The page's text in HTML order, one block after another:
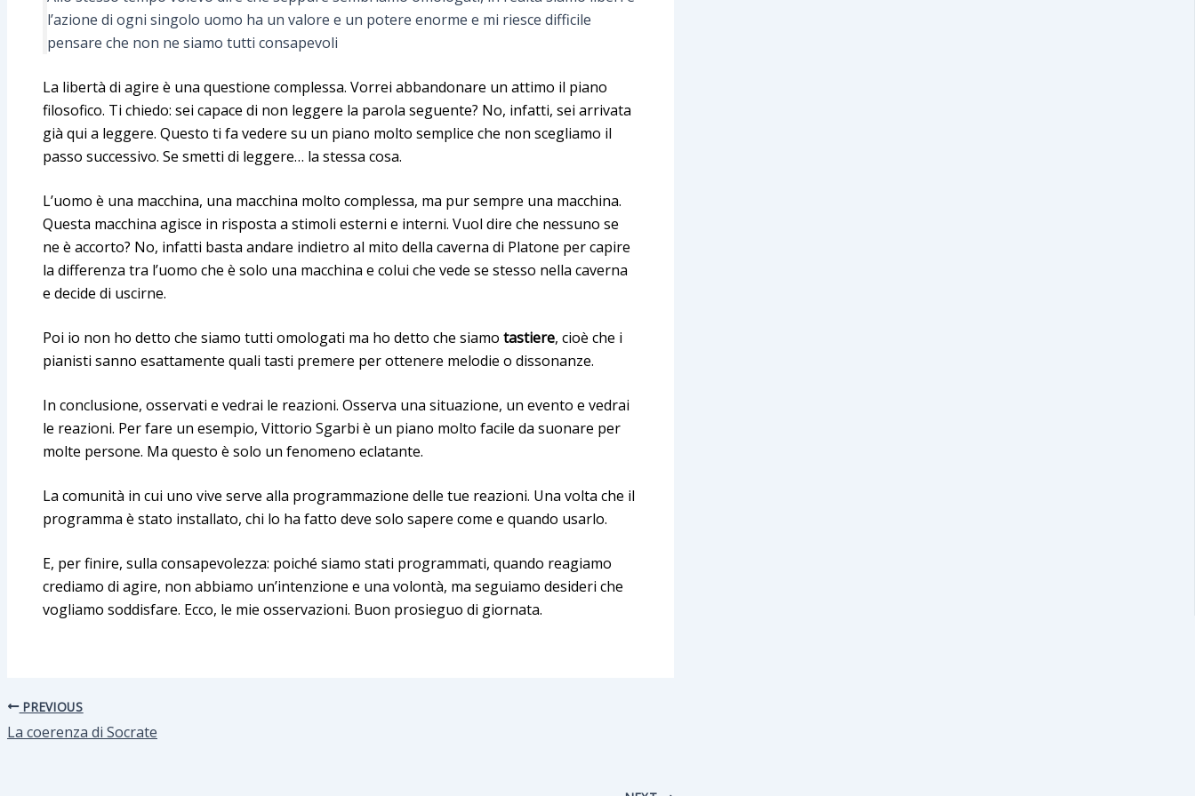
l’azione di ogni singolo uomo ha un valore e un potere enorme e mi riesce difficile
pensare che non ne siamo tutti consapevoli
La libertà di agire è una questione complessa. Vorrei abbandonare un attimo il piano
filosofico. Ti chiedo: sei capace di non leggere la parola seguente? No, infatti, sei arrivata
già qui a leggere. Questo ti fa vedere su un piano molto semplice che non scegliamo il
passo successivo. Se smetti di leggere… la stessa cosa.
L’uomo è una macchina, una macchina molto complessa, ma pur sempre una macchina.
Questa macchina agisce in risposta a stimoli esterni e interni. Vuol dire che nessuno se
ne è accorto? No, infatti basta andare indietro al mito della caverna di Platone per capire
la differenza tra l’uomo che è solo una macchina e colui che vede se stesso nella caverna
e decide di uscirne.
Poi io non ho detto che siamo tutti omologati ma ho detto che siamo tastiere, cioè che i
pianisti sanno esattamente quali tasti premere per ottenere melodie o dissonanze.
In conclusione, osservati e vedrai le reazioni. Osserva una situazione, un evento e vedrai
le reazioni. Per fare un esempio, Vittorio Sgarbi è un piano molto facile da suonare per
molte persone. Ma questo è solo un fenomeno eclatante.
La comunità in cui uno vive serve alla programmazione delle tue reazioni. Una volta che il
programma è stato installato, chi lo ha fatto deve solo sapere come e quando usarlo.
E, per finire, sulla consapevolezza: poiché siamo stati programmati, quando reagiamo
crediamo di agire, non abbiamo un’intenzione e una volontà, ma seguiamo desideri che
vogliamo soddisfare. Ecco, le mie osservazioni. Buon prosieguo di giornata.
PREVIOUS
La coerenza di Socrate